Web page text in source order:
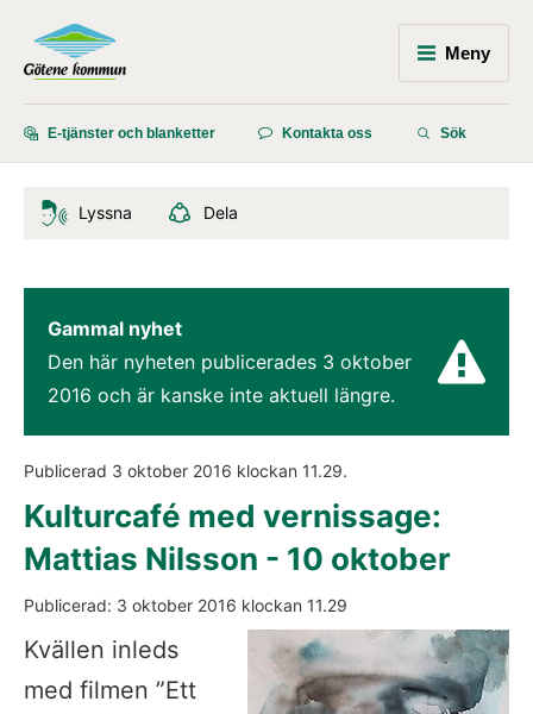
Meny
E-tjänster och blanketter Kontakta oss Sök
Lyssna Dela
Gammal nyhet
Den här nyheten publicerades 3 oktober
2016 och är kanske inte aktuell längre.
Publicerad 3 oktober 2016 klockan 11.29.
Kulturcafé med vernissage:
Mattias Nilsson - 10 oktober
Publicerad: 3 oktober 2016 klockan 11.29
Kvällen inleds
med filmen ”Ett